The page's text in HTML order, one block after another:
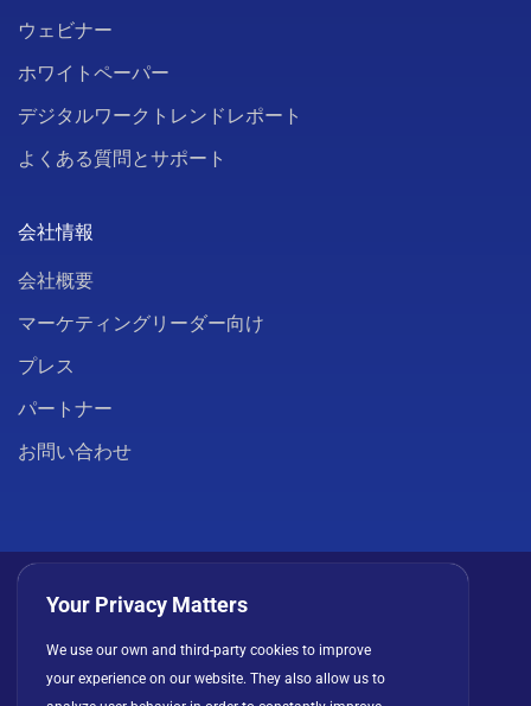
ウェビナー
ホワイトペーパー
デジタルワークトレンドレポート
よくある質問とサポート
会社情報
会社概要
マーケティングリーダー向け
プレス
パートナー
お問い合わせ
Your Privacy Matters
We use our own and third-party cookies to improve
your experience on our website. They also allow us to